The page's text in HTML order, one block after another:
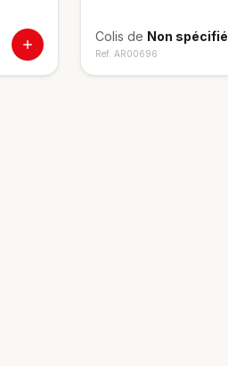
Colis de Non spécifié
Ref. AR00696